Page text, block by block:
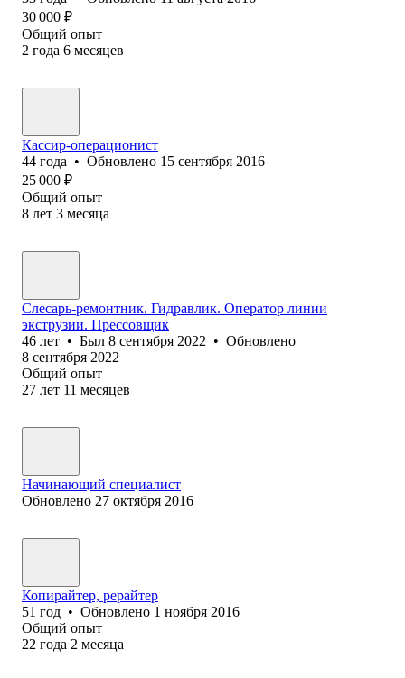
30 000 ₽
Общий опыт
2 года 6 месяцев
Кассир-операционист
44 года • Обновлено 15 сентября 2016
25 000 ₽
Общий опыт
8 лет 3 месяца
Слесарь-ремонтник. Гидравлик. Оператор линии
экструзии. Прессовщик
46 лет • Был 8 сентября 2022 • Обновлено
8 сентября 2022
Общий опыт
27 лет 11 месяцев
Начинающий специалист
Обновлено 27 октября 2016
Копирайтер, рерайтер
51 год • Обновлено 1 ноября 2016
Общий опыт
22 года 2 месяца